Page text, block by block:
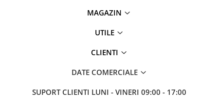
MAGAZIN
UTILE
CLIENTI
DATE COMERCIALE
SUPORT CLIENTI LUNI - VINERI 09:00 - 17:00